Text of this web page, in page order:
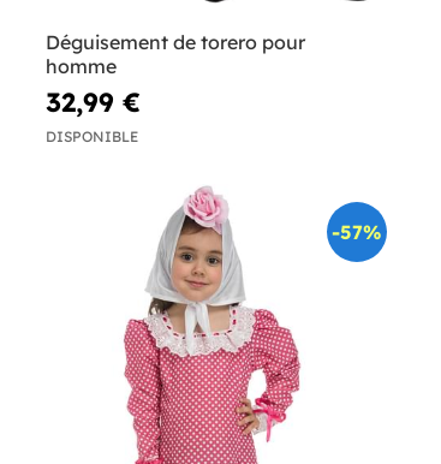
Déguisement de torero pour
homme
32,99 €
DISPONIBLE
-57%